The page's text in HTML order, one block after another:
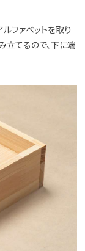
ファベットを取り
てるので、下に端